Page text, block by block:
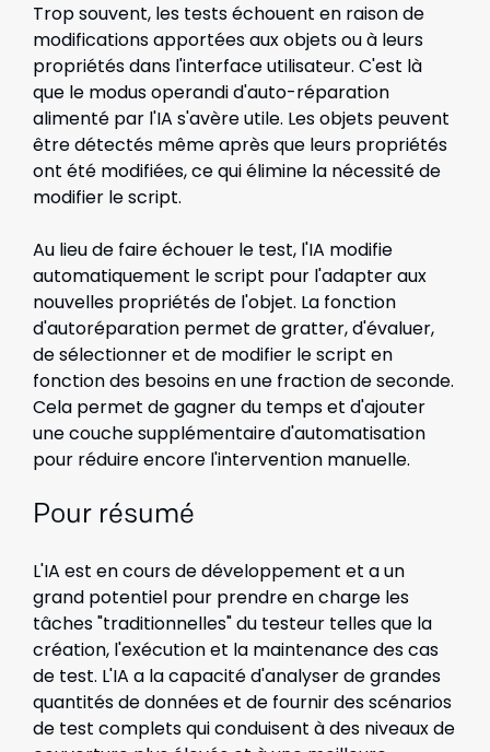
Trop souvent, les tests échouent en raison de
modifications apportées aux objets ou à leurs
propriétés dans l'interface utilisateur. C'est là
que le modus operandi d'auto-réparation
alimenté par l'IA s'avère utile. Les objets peuvent
être détectés même après que leurs propriétés
ont été modifiées, ce qui élimine la nécessité de
modifier le script.
Au lieu de faire échouer le test, l'IA modifie
automatiquement le script pour l'adapter aux
nouvelles propriétés de l'objet. La fonction
d'autoréparation permet de gratter, d'évaluer,
de sélectionner et de modifier le script en
fonction des besoins en une fraction de seconde.
Cela permet de gagner du temps et d'ajouter
une couche supplémentaire d'automatisation
pour réduire encore l'intervention manuelle.
Pour résumé
L'IA est en cours de développement et a un
grand potentiel pour prendre en charge les
tâches "traditionnelles" du testeur telles que la
création, l'exécution et la maintenance des cas
de test. L'IA a la capacité d'analyser de grandes
quantités de données et de fournir des scénarios
de test complets qui conduisent à des niveaux de